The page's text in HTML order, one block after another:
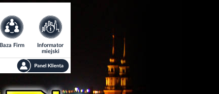
Baza Firm
Informator
miejski